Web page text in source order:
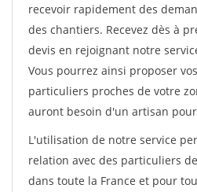
recevoir rapidement des
des chantiers. Recevez dès à
devis en rejoignant notre
Vous pourrez ainsi proposer
particuliers proches de votre
auront besoin d'un artisan
L'utilisation de notre service
relation avec des particuliers
dans toute la France et pour